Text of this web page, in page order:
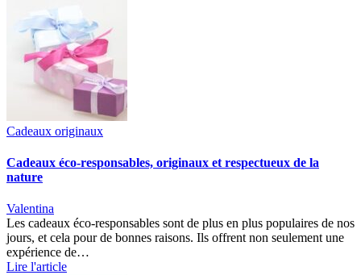
Cadeaux originaux
Cadeaux éco-responsables, originaux et respectueux de la
nature
Valentina
Les cadeaux éco-responsables sont de plus en plus populaires de nos
jours, et cela pour de bonnes raisons. Ils offrent non seulement une
expérience de…
Lire l'article